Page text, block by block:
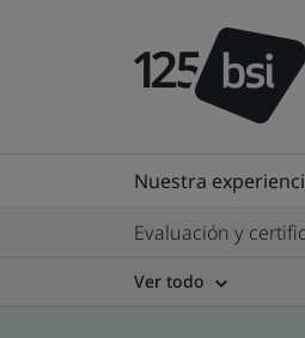
Nuestra
Evaluación y
Ver todo